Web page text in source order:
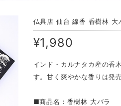
仏具店 仙台 線香 香樹林 大
¥1,980
インド・カルナタカ産の香
す。甘く爽やかな香りは発
■商品名：香樹林 大バラ